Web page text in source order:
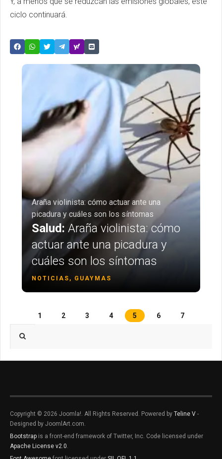
ciclo continuará.
Araña violinista: cómo actuar ante una
picadura y cuáles son los síntomas
Salud: Araña violinista: cómo
actuar ante una picadura y
cuáles son los síntomas
NOTICIAS, GUAYMAS
1 2 3 4 5 6
7
Copyright © 2026 Joomla!. All Rights Reserved. Powered by Teline V -
Designed by JoomlArt.com.
Bootstrap is a front-end framework of Twitter, Inc. Code licensed under
Apache License v2.0.